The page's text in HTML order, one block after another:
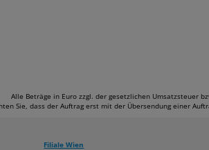
Alle Beträge in Euro zzgl. der gesetzlichen Umsatzsteuer
Sie, dass der Auftrag erst mit der Übersendung einer
Filiale Wien